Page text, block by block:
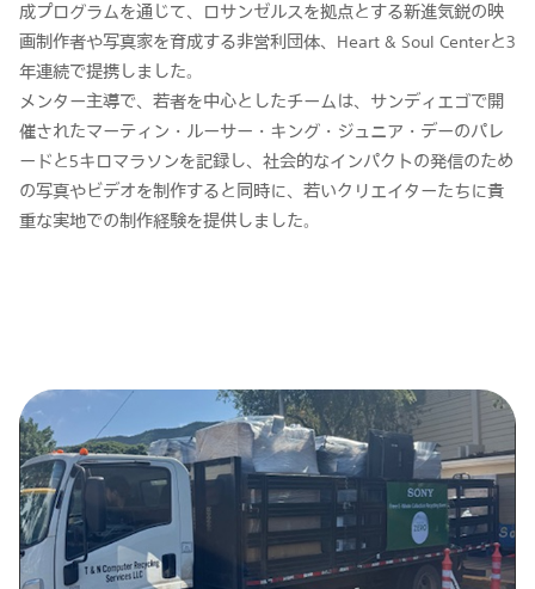
成プログラムを通じて、ロサンゼルスを拠点とする新進気鋭の映
画制作者や写真家を育成する非営利団体、Heart & Soul Centerと3
年連続で提携しました。
メンター主導で、若者を中心としたチームは、サンディエゴで開
催されたマーティン・ルーサー・キング・ジュニア・デーのパレ
ードと5キロマラソンを記録し、社会的なインパクトの発信のため
の写真やビデオを制作すると同時に、若いクリエイターたちに貴
重な実地での制作経験を提供しました。